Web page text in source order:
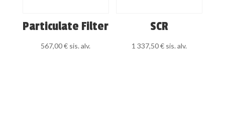
Particulate Filter
567,00€ sis. alv.
SCR
1 337,50€ sis. alv.